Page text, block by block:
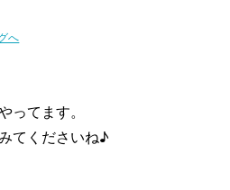
へ
ってます。
てくださいね♪